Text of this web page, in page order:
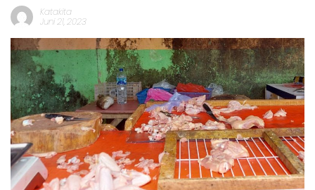
Katakita
Juni 21, 2023